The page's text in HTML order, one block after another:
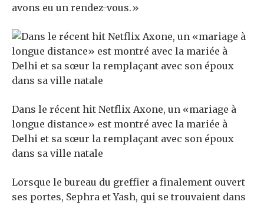
avons eu un rendez-vous.»
Dans le récent hit Netflix Axone, un «mariage à
longue distance» est montré avec la mariée à
Delhi et sa sœur la remplaçant avec son époux
dans sa ville natale
Lorsque le bureau du greffier a finalement ouvert
ses portes, Sephra et Yash, qui se trouvaient dans